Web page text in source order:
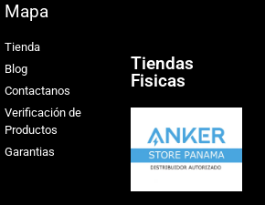
Mapa
Tienda
Blog
Contactanos
Verificación de
Productos
Garantias
Tiendas
Fisicas